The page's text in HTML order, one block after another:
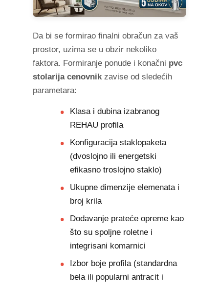
Da bi se formirao finalni obračun za vaš
prostor, uzima se u obzir nekoliko
faktora. Formiranje ponude i konačni pvc
stolarija cenovnik zavise od sledećih
parametara:
Klasa i dubina izabranog
REHAU profila
Konfiguracija staklopaketa
(dvoslojno ili energetski
efikasno troslojno staklo)
Ukupne dimenzije elemenata i
broj krila
Dodavanje prateće opreme kao
što su spoljne roletne i
integrisani komarnici
Izbor boje profila (standardna
bela ili popularni antracit i